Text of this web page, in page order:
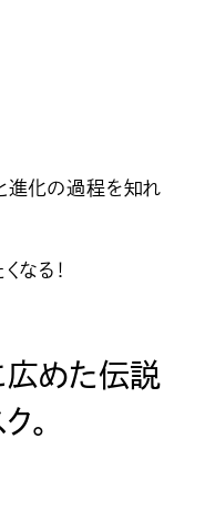
進化の過程を知れ
なる！
広めた伝説
。